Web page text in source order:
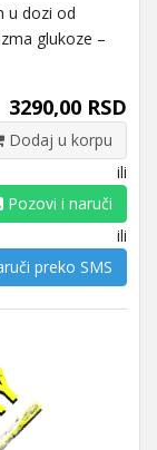
u dozi od
glukoze –
3290,00 RSD
Dodaj u korpu
ili
Pozovi i naruči
ili
preko SMS